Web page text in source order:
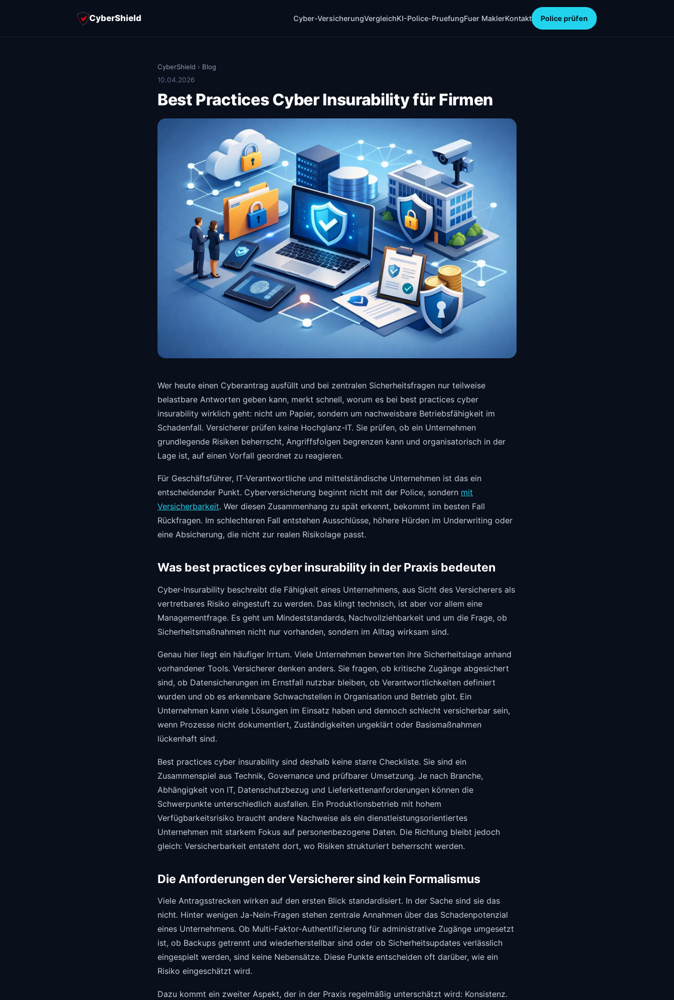
CyberShield Cyber-VersicherungVergleichKI-Police-PruefungFuer MaklerKontakt Police prüfen
CyberShield › Blog
10.04.2026
Best Practices Cyber Insurability für Firmen
Wer heute einen Cyberantrag ausfüllt und bei zentralen Sicherheitsfragen nur teilweise
belastbare Antworten geben kann, merkt schnell, worum es bei best practices cyber
insurability wirklich geht: nicht um Papier, sondern um nachweisbare Betriebsfähigkeit im
Schadenfall. Versicherer prüfen keine Hochglanz-IT. Sie prüfen, ob ein Unternehmen
grundlegende Risiken beherrscht, Angriffsfolgen begrenzen kann und organisatorisch in der
Lage ist, auf einen Vorfall geordnet zu reagieren.
Für Geschäftsführer, IT-Verantwortliche und mittelständische Unternehmen ist das ein
entscheidender Punkt. Cyberversicherung beginnt nicht mit der Police, sondern mit
Versicherbarkeit. Wer diesen Zusammenhang zu spät erkennt, bekommt im besten Fall
Rückfragen. Im schlechteren Fall entstehen Ausschlüsse, höhere Hürden im Underwriting oder
eine Absicherung, die nicht zur realen Risikolage passt.
Was best practices cyber insurability in der Praxis bedeuten
Cyber-Insurability beschreibt die Fähigkeit eines Unternehmens, aus Sicht des Versicherers als
vertretbares Risiko eingestuft zu werden. Das klingt technisch, ist aber vor allem eine
Managementfrage. Es geht um Mindeststandards, Nachvollziehbarkeit und um die Frage, ob
Sicherheitsmaßnahmen nicht nur vorhanden, sondern im Alltag wirksam sind.
Genau hier liegt ein häufiger Irrtum. Viele Unternehmen bewerten ihre Sicherheitslage anhand
vorhandener Tools. Versicherer denken anders. Sie fragen, ob kritische Zugänge abgesichert
sind, ob Datensicherungen im Ernstfall nutzbar bleiben, ob Verantwortlichkeiten definiert
wurden und ob es erkennbare Schwachstellen in Organisation und Betrieb gibt. Ein
Unternehmen kann viele Lösungen im Einsatz haben und dennoch schlecht versicherbar sein,
wenn Prozesse nicht dokumentiert, Zuständigkeiten ungeklärt oder Basismaßnahmen
lückenhaft sind.
Best practices cyber insurability sind deshalb keine starre Checkliste. Sie sind ein
Zusammenspiel aus Technik, Governance und prüfbarer Umsetzung. Je nach Branche,
Abhängigkeit von IT, Datenschutzbezug und Lieferkettenanforderungen können die
Schwerpunkte unterschiedlich ausfallen. Ein Produktionsbetrieb mit hohem
Verfügbarkeitsrisiko braucht andere Nachweise als ein dienstleistungsorientiertes
Unternehmen mit starkem Fokus auf personenbezogene Daten. Die Richtung bleibt jedoch
gleich: Versicherbarkeit entsteht dort, wo Risiken strukturiert beherrscht werden.
Die Anforderungen der Versicherer sind kein Formalismus
Viele Antragsstrecken wirken auf den ersten Blick standardisiert. In der Sache sind sie das
nicht. Hinter wenigen Ja-Nein-Fragen stehen zentrale Annahmen über das Schadenpotenzial
eines Unternehmens. Ob Multi-Faktor-Authentifizierung für administrative Zugänge umgesetzt
ist, ob Backups getrennt und wiederherstellbar sind oder ob Sicherheitsupdates verlässlich
eingespielt werden, sind keine Nebensätze. Diese Punkte entscheiden oft darüber, wie ein
Risiko eingeschätzt wird.
Dazu kommt ein zweiter Aspekt, der in der Praxis regelmäßig unterschätzt wird: Konsistenz.